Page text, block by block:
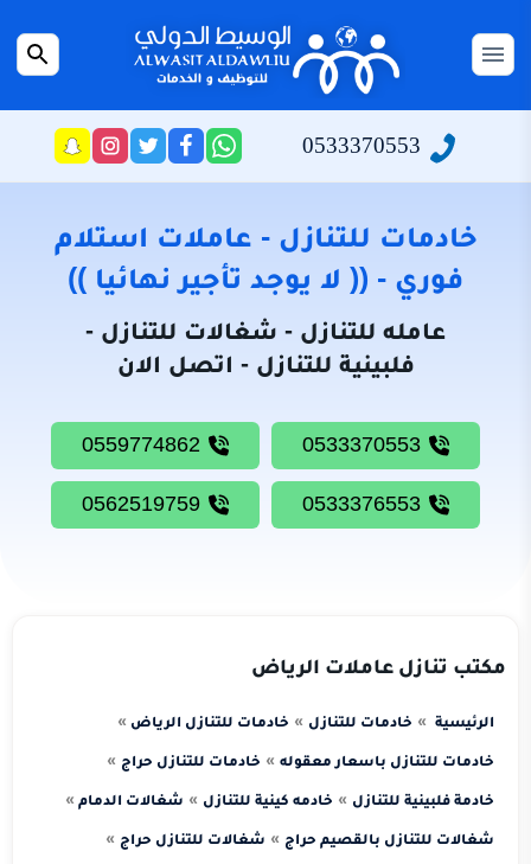
المحتوىالقائمة
الرئيسية
سياسة
من
نحن
خادمات
للتنازل
شغالات
للتنازل
بحث
0533370553
راسلنا
عبر
تابعنا
على
فيسبوك
تابعنا
على
تويتر
تابعنا
على
انستجرام
خادمات للتنازل - عاملات استلام
فوري - (( لا يوجد تأجير نهائيا ))
عامله للتنازل - شغالات للتنازل -
فلبينية للتنازل - اتصل الان
مكتب تنازل عاملات الرياض
الرئيسية خادمات للتنازل خادمات للتنازل الرياض
خادمات للتنازل باسعار معقوله خادمات للتنازل حراج
خادمة فلبينية للتنازل خادمه كينية للتنازل شغالات الدمام
شغالات للتنازل بالقصيم حراج شغالات للتنازل حراج